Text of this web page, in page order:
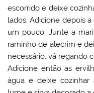
escorrido e deixe
lados. Adicione depois
um pouco. Junte a
raminho de alecrim e
necessário, vá regando
Adicione então as
água e deixe